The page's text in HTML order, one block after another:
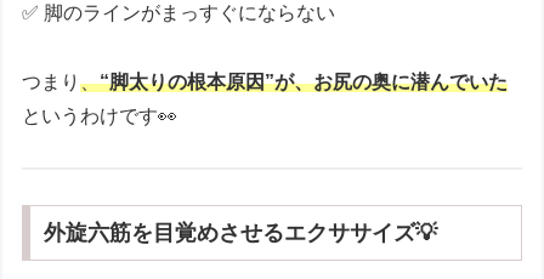
✅ 脚のラインがまっすぐにならない
つまり、“脚太りの根本原因”が、お尻の奥に潜んでいた
というわけです👀
外旋六筋を目覚めさせるエクササイズ💡